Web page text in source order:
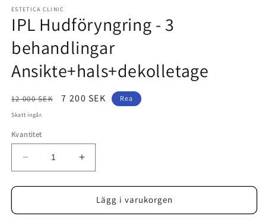
1
i
modalfönster
ESTETICA CLINIC
IPL Hudföryngring - 3
behandlingar
Ansikte+hals+dekolletage
Ordinarie
pris
12 000 SEK Försäljningspris
7 200 SEK Rea
Skatt ingår.
Kvantitet
Minska
kvantitet
för
Hudföryngring
Öka
kvantitet
för
Hudföryngring
Lägg i varukorgen